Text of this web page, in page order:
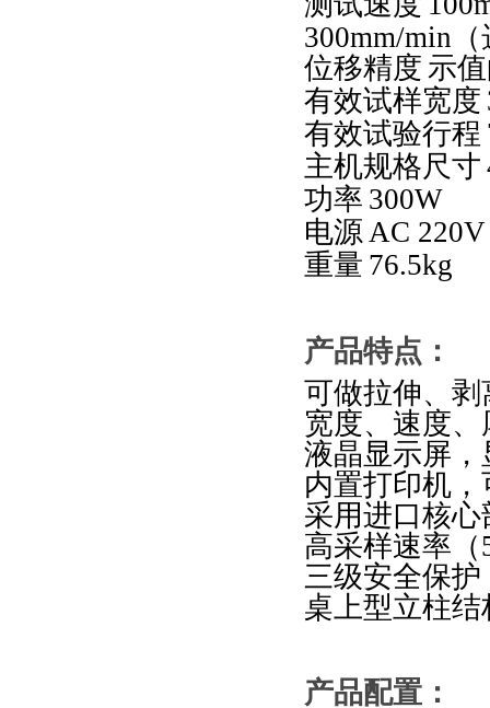
300mm/min
位移精度 示
有效试样宽度
有效试验行程
主机规格尺寸
功率 300W
电源 AC 220V
重量 76.5kg
产品特点 ：
可做拉伸、
宽度、速度
液晶显示屏
内置打印机
采用进口核
高采样速率（
三级安全保
桌上型立柱
产品配置：